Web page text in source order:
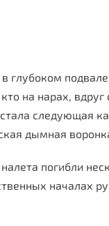
глубоком
на нарах,
следующая
дымная
погибли
началах